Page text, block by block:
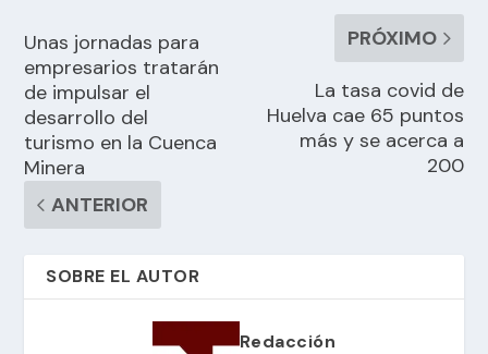
Unas jornadas para
empresarios tratarán
de impulsar el
desarrollo del
turismo en la Cuenca
Minera
ANTERIOR
PRÓXIMO
La tasa covid de
Huelva cae 65 puntos
más y se acerca a
200
SOBRE EL AUTOR
Redacción